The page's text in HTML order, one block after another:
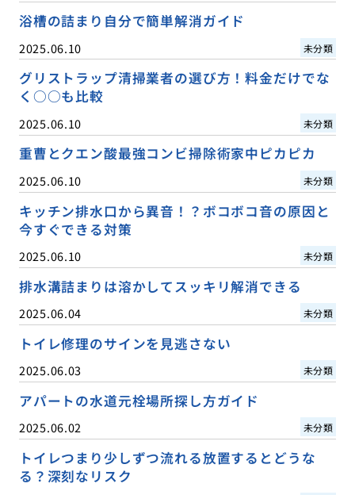
浴槽の詰まり自分で簡単解消ガイド
2025.06.10 未分類
グリストラップ清掃業者の選び方！料金だけでな
く○○も比較
2025.06.10 未分類
重曹とクエン酸最強コンビ掃除術家中ピカピカ
2025.06.10 未分類
キッチン排水口から異音！？ボコボコ音の原因と
今すぐできる対策
2025.06.10 未分類
排水溝詰まりは溶かしてスッキリ解消できる
2025.06.04 未分類
トイレ修理のサインを見逃さない
2025.06.03 未分類
アパートの水道元栓場所探し方ガイド
2025.06.02 未分類
トイレつまり少しずつ流れる放置するとどうな
る？深刻なリスク